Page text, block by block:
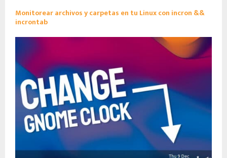
Monitorear archivos y carpetas en tu Linux con incron &&
incrontab